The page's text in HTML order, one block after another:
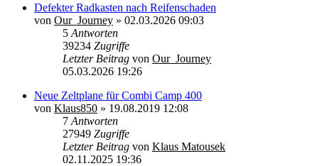
Defekter Radkasten nach Reifenschaden
von Our_Journey » 02.03.2026 09:03
5 Antworten
39234 Zugriffe
Letzter Beitrag von Our_Journey
05.03.2026 19:26
Neue Zeltplane für Combi Camp 400
von Klaus850 » 19.08.2019 12:08
7 Antworten
27949 Zugriffe
Letzter Beitrag von Klaus Matousek
02.11.2025 19:36